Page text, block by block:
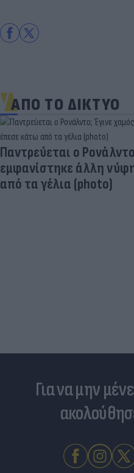
ΑΠΟ ΤΟ ΔΙΚΤΥΟ
Παντρεύεται ο
εμφανίστηκε άλλη
από τα γέλια (photo)
Για να μην